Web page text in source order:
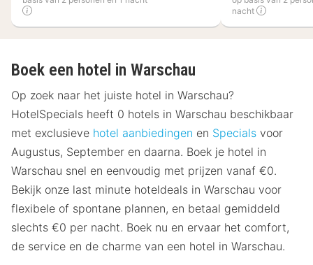
nacht
Boek een hotel in Warschau
Op zoek naar het juiste hotel in Warschau?
HotelSpecials heeft 0 hotels in Warschau beschikbaar
met exclusieve hotel aanbiedingen en Specials voor
Augustus, September en daarna. Boek je hotel in
Warschau snel en eenvoudig met prijzen vanaf €0.
Bekijk onze last minute hoteldeals in Warschau voor
flexibele of spontane plannen, en betaal gemiddeld
slechts €0 per nacht. Boek nu en ervaar het comfort,
de service en de charme van een hotel in Warschau.